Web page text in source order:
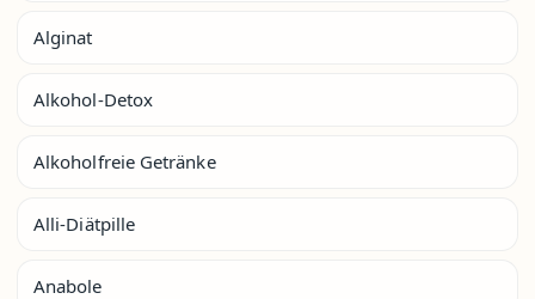
Alginat
Alkohol-Detox
Alkoholfreie Getränke
Alli-Diätpille
Anabole